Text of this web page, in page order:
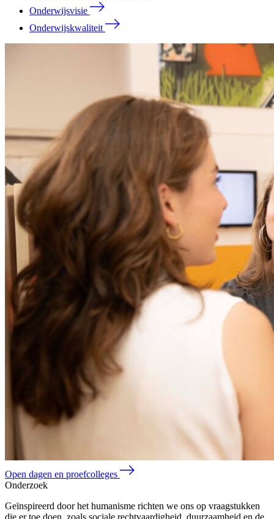
Onderwijsvisie
Onderwijskwaliteit
Open dagen en proefcolleges
Onderzoek
Geïnspireerd door het humanisme richten we ons op vraagstukken
die er toe doen, zoals sociale rechtvaardigheid, duurzaamheid en de